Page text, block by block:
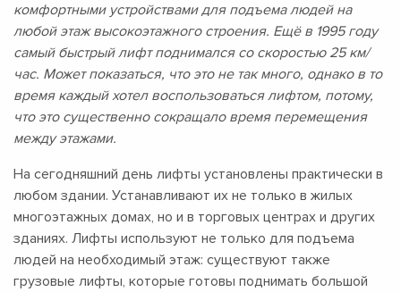
комфортными устройствами для подъема людей на
любой этаж высокоэтажного строения. Ещё в 1995 году
самый быстрый лифт поднимался со скоростью 25 км/
час. Может показаться, что это не так много, однако в то
время каждый хотел воспользоваться лифтом, потому,
что это существенно сокращало время перемещения
между этажами.
На сегодняшний день лифты установлены практически в
любом здании. Устанавливают их не только в жилых
многоэтажных домах, но и в торговых центрах и других
зданиях. Лифты используют не только для подъема
людей на необходимый этаж: существуют также
грузовые лифты, которые готовы поднимать большой